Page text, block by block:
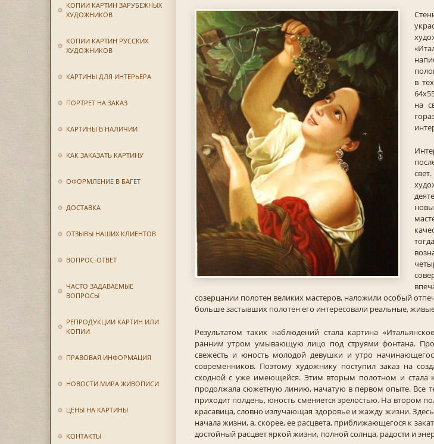
КОПИИ КАРТИН ЗАРУБЕЖНЫХ
ХУДОЖНИКОВ
КОПИИ КАРТИН РУССКИХ
ХУДОЖНИКОВ
КАРТИНЫ ДЛЯ ИНТЕРЬЕРА
ПОРТРЕТ НА ЗАКАЗ
КАРТИНЫ В НАЛИЧИИ
КАК ЗАКАЗАТЬ КАРТИНУ
ОФОРМЛЕНИЕ В БАГЕТ
ДОСТАВКА
ОТЗЫВЫ НАШИХ КЛИЕНТОВ
ВОПРОС-ОТВЕТ
ЧАСТО ЗАДАВАЕМЫЕ
ВОПРОСЫ
РЕПРОДУКЦИИ КАРТИН ИЛИ
КОПИИ
ПРАВОВАЯ ИНФОРМАЦИЯ
НОВОСТИ МИРА ЖИВОПИСИ
ЦЕНЫ НА КАРТИНЫ
КОНТАКТЫ
в
на
созерцании полотен великих мастеров, наложили особый
больше застывших полотен его интересовали реальные,
Результатом таких наблюдений стала картина
ранним утром умывающую лицо под струями фонтана.
свежесть и юность молодой девушки и утро
современников. Поэтому художнику поступил заказ на
сходной с уже имеющейся. Этим вторым полотном и стала
продолжала сюжетную линию, начатую в первом опыте. Все
приходит полдень, юность сменяется зрелостью. На втором
красавица, словно излучающая здоровье и жажду жизни.
начала жизни, а, скорее, ее расцвета, приближающегося к
достойный расцвет яркой жизни, полной солнца, радости и